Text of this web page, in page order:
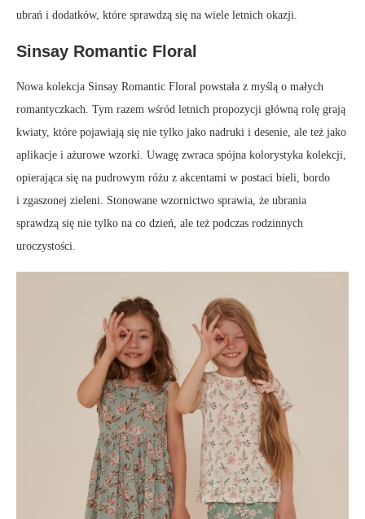
ubrań i dodatków, które sprawdzą się na wiele letnich okazji.
Sinsay Romantic Floral
Nowa kolekcja Sinsay Romantic Floral powstała z myślą o małych
romantyczkach. Tym razem wśród letnich propozycji główną rolę grają
kwiaty, które pojawiają się nie tylko jako nadruki i desenie, ale też jako
aplikacje i ażurowe wzorki. Uwagę zwraca spójna kolorystyka kolekcji,
opierająca się na pudrowym różu z akcentami w postaci bieli, bordo
i zgaszonej zieleni. Stonowane wzornictwo sprawia, że ubrania
sprawdzą się nie tylko na co dzień, ale też podczas rodzinnych
uroczystości.